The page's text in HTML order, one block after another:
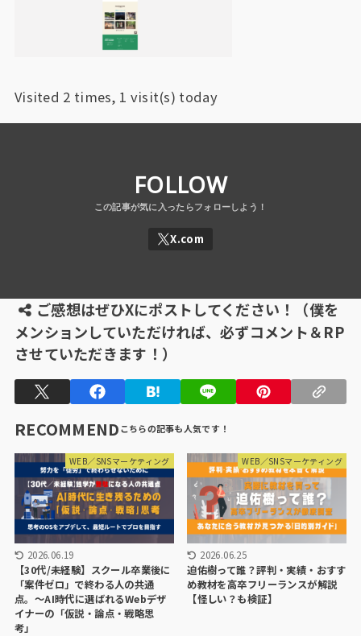
Visited 2 times, 1 visit(s) today
FOLLOW
ご感想はぜひXにポストしてください！（僕を
メンションしていただければ、必ずコメント＆RP
させていただきます！）
RECOMMEND
WEB／SNSマーケティング
2026.06.19
【30代/未経験】スクール卒業後に
「案件ゼロ」で終わる人の共通
点。〜AI時代に選ばれるWebデザ
イナーの「仮説・論点・戦略思
考」
WEB／SNSマーケティング
2026.06.25
迫佑樹って誰？評判・実績・おすす
め教材を高卒フリーランスが解説
【怪しい？も検証】